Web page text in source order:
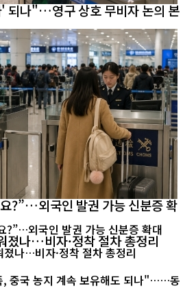
되나"…영구 상호 무비자 논의 본
?”…외국인 발권 가능 신분증 확
졌나…비자·정착 절차 총정리